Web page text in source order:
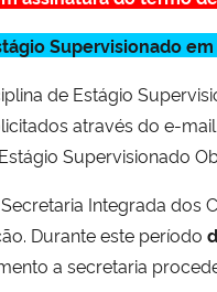
Supervisionado
de Estágio
através do e-
Supervisionado
Integrada
Durante este período
a secretaria